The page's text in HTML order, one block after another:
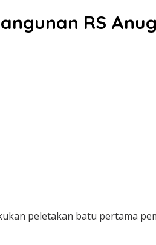
RS
peletakan batu pertama